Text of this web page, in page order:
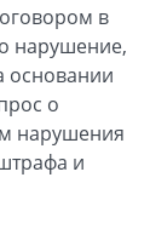
в
нарушение,
основании
о
нарушения
и